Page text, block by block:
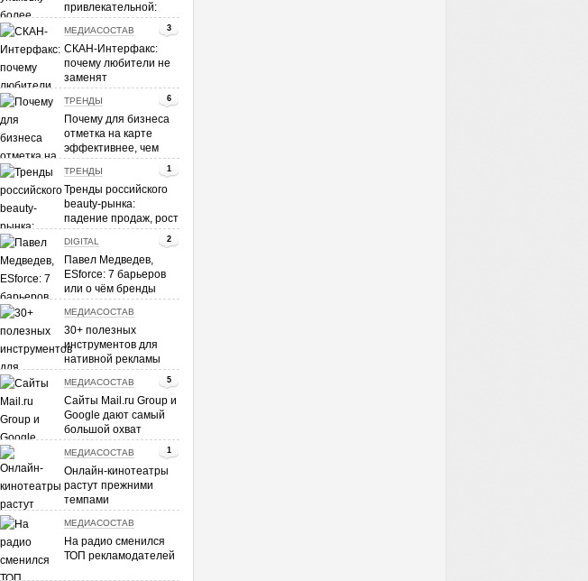
привлекательной:
мнение
потребителей
3
МЕДИАСОСТАВ
СКАН-Интерфакс:
почему любители не
заменят
профессиональную
журналистику
6
ТРЕНДЫ
Почему для бизнеса
отметка на карте
эффективнее, чем
SEO и контекстная
реклама
1
ТРЕНДЫ
Тренды российского
beauty-рынка:
падение продаж, рост
e-commerce и
персонализация
2
DIGITAL
Павел Медведев,
ESforce: 7 барьеров
или о чём бренды
спрашивают
киберспорт?
МЕДИАСОСТАВ
30+ полезных
инструментов для
нативной рекламы
5
МЕДИАСОСТАВ
Сайты Mail.ru Group и
Google дают самый
большой охват
видеорекламы в
Рунете
1
МЕДИАСОСТАВ
Онлайн-кинотеатры
растут прежними
темпами
МЕДИАСОСТАВ
На радио сменился
ТОП рекламодателей